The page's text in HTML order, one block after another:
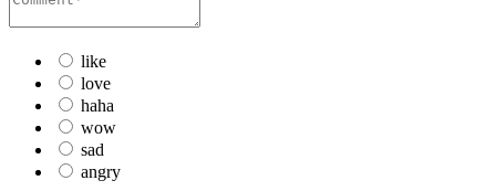
like
love
haha
wow
sad
angry